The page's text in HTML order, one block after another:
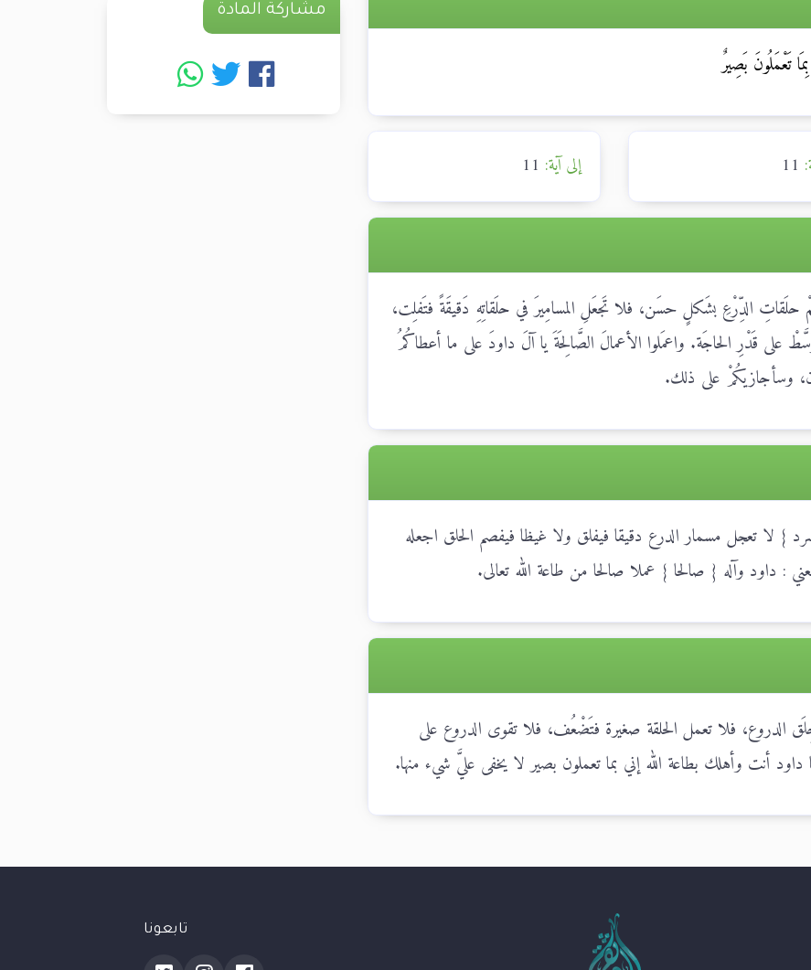
تَعْمَلُونَ بَصِيرٌ
11 إلى آية: 11
حلَقاتِ الدِّرْعِ بشَكلٍ حسَن، فلا تَجعَلِ المسامِيرَ في حلَقاتِهِ دَقيقَةً فتَفلِت،
قَدْرِ الحاجَة. واعمَلوا الأعمالَ الصَّالِحَةَ يا آلَ داودَ على ما أعطاكُمُ
وسأجازيكُمْ على ذلك.
لا تعجل مسمار الدرع دقيقا فيفلق ولا غيظا فيفصم الحلق اجعله
: داود وآله { صالحا } عملا صالحا من طاعة الله تعالى.
الدروع، فلا تعمل الحلقة صغيرة فتَضْعُف، فلا تقوى الدروع على
داود أنت وأهلك بطاعة الله إني بما تعملون بصير لا يخفى عليَّ شيء منها.
مشاركة المادة
تابعونا